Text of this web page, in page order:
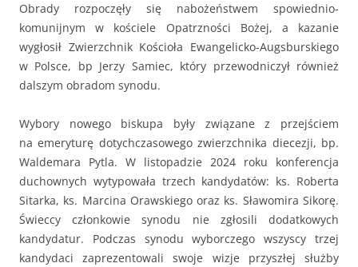
Obrady rozpoczęły się nabożeństwem spowiednio-
komunijnym w kościele Opatrzności Bożej, a kazanie
wygłosił Zwierzchnik Kościoła Ewangelicko-Augsburskiego
w Polsce, bp Jerzy Samiec, który przewodniczył również
dalszym obradom synodu.
Wybory nowego biskupa były związane z przejściem
na emeryturę dotychczasowego zwierzchnika diecezji, bp.
Waldemara Pytla. W listopadzie 2024 roku konferencja
duchownych wytypowała trzech kandydatów: ks. Roberta
Sitarka, ks. Marcina Orawskiego oraz ks. Sławomira Sikorę.
Świeccy członkowie synodu nie zgłosili dodatkowych
kandydatur. Podczas synodu wyborczego wszyscy trzej
kandydaci zaprezentowali swoje wizje przyszłej służby